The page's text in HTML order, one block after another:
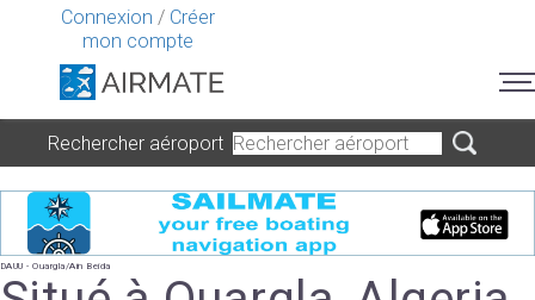
Connexion / Créer
mon compte
Rechercher aéroport
DAUU - Ouargla/Ain Beida